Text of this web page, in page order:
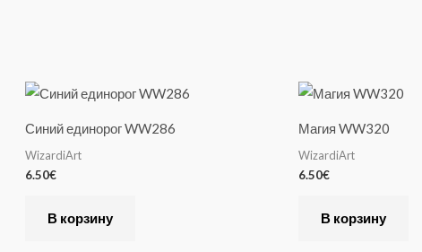
Синий единорог WW286
WizardiArt
6.50€
В корзину
Магия WW320
WizardiArt
6.50€
В корзину